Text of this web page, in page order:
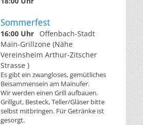
Sommerfest
16:00 Uhr
Offenbach-Stadt
Main-Grillzone (Nähe
Vereinsheim Arthur-Zitscher
Strasse )
Es gibt ein zwangloses, gemütliches
Beisammensein am Mainufer.
Wir werden einen Grill aufbauen.
Grillgut, Besteck, Teller/Gläser bitte
selbst mitbringen. Für Getränke ist
gesorgt.